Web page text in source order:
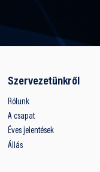
Szervezetünkről
Rólunk
A csapat
Éves jelentések
Állás